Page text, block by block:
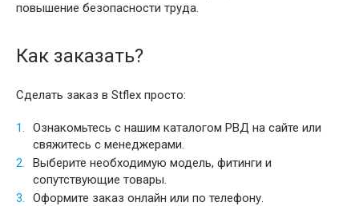
повышение безопасности труда.
Как заказать?
Сделать заказ в Stflex просто:
Ознакомьтесь с нашим каталогом РВД на сайте или
свяжитесь с менеджерами.
Выберите необходимую модель, фитинги и
сопутствующие товары.
Оформите заказ онлайн или по телефону.